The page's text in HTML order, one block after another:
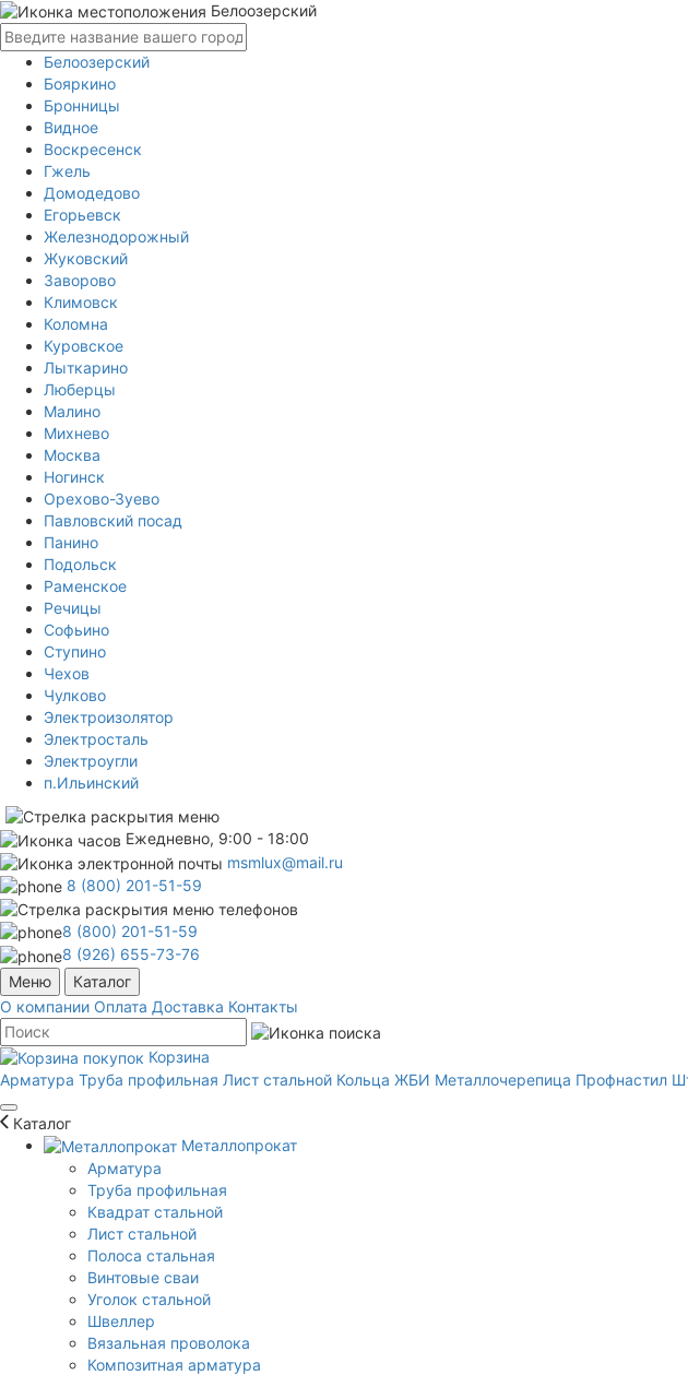
Белоозерский
Белоозерский
Бояркино
Бронницы
Видное
Воскресенск
Гжель
Домодедово
Егорьевск
Железнодорожный
Жуковский
Заворово
Климовск
Коломна
Куровское
Лыткарино
Люберцы
Малино
Михнево
Москва
Ногинск
Орехово-Зуево
Павловский посад
Панино
Подольск
Раменское
Речицы
Софьино
Ступино
Чехов
Чулково
Электроизолятор
Электросталь
Электроугли
п.Ильинский
Ежедневно, 9:00 - 18:00
msmlux@mail.ru
8 (800) 201-51-59
8 (800) 201-51-59
8 (926) 655-73-76
Меню
Каталог
О компании Оплата Доставка Контакты
Корзина
Арматура Труба профильная Лист стальной Кольца ЖБИ Металлочерепица Профнастил
Каталог
Металлопрокат
Арматура
Труба профильная
Квадрат стальной
Лист стальной
Полоса стальная
Винтовые сваи
Уголок стальной
Швеллер
Вязальная проволока
Композитная арматура